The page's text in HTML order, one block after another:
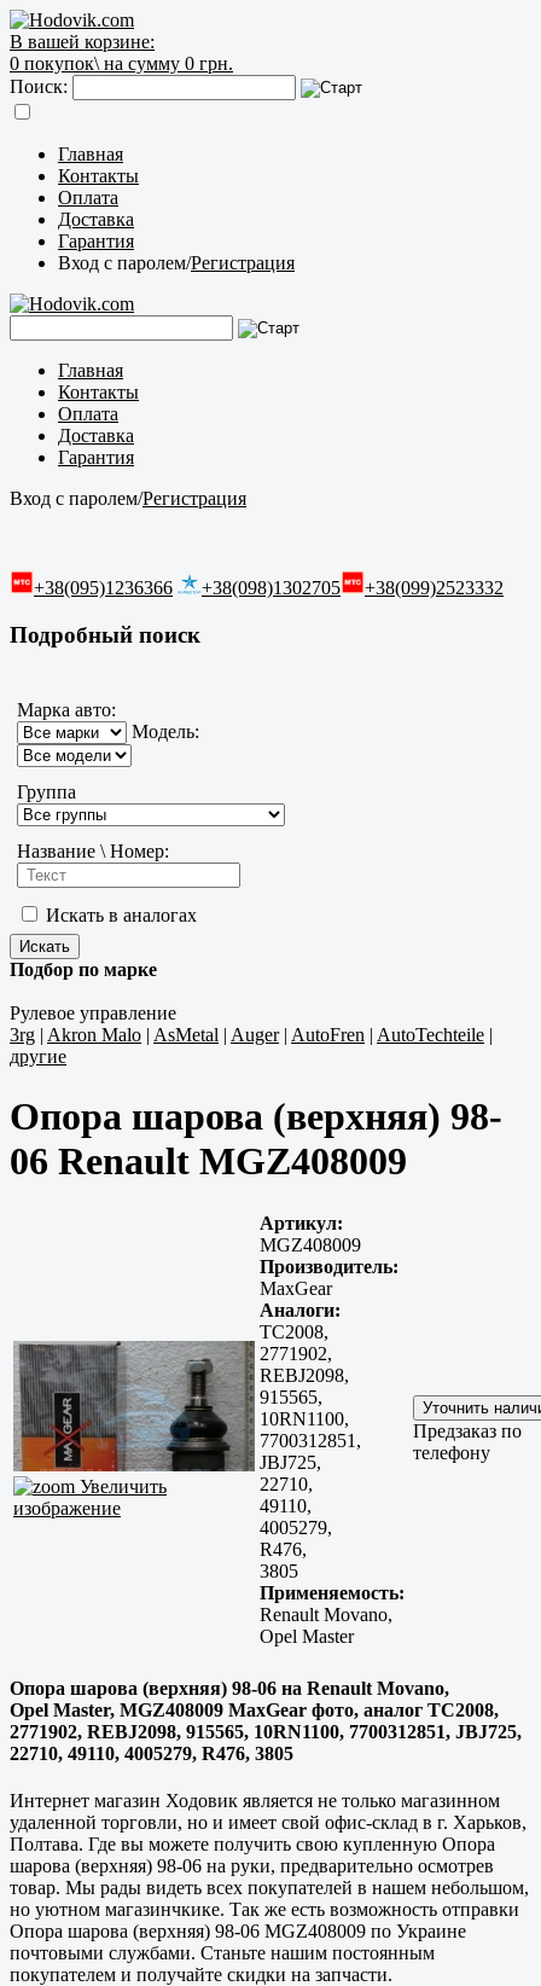
В вашей корзине:
0 покупок\ на сумму 0 грн.
Поиск:
Главная
Контакты
Оплата
Доставка
Гарантия
Вход с паролем/Регистрация
Главная
Контакты
Оплата
Доставка
Гарантия
Вход с паролем/Регистрация
+38(095)1236366 +38(098)1302705 +38(099)2523332
Подробный поиск
Марка авто:
Модель:
Группа
Название \ Номер:
Искать в аналогах
Подбор по марке
Рулевое управление
3rg | Akron Malo | AsMetal | Auger| AutoFren | AutoTechteile |
другие
Опора шарова (верхняя) 98-
06 Renault MGZ408009
Увеличить
изображение
Артикул:
MGZ408009
Производитель:
MaxGear
Аналоги:
TC2008,
2771902,
REBJ2098,
915565,
10RN1100,
7700312851,
JBJ725,
22710,
49110,
4005279,
R476,
3805
Применяемость:
Renault Movano,
Opel Master
Предзаказ по
телефону
Опора шарова (верхняя) 98-06 на Renault Movano,
Opel Master, MGZ408009 MaxGear фото, аналог TC2008,
2771902, REBJ2098, 915565, 10RN1100, 7700312851, JBJ725,
22710, 49110, 4005279, R476, 3805
Интернет магазин Ходовик является не только магазинном
удаленной торговли, но и имеет свой офис-склад в г. Харьков,
Полтава. Где вы можете получить свою купленную Опора
шарова (верхняя) 98-06 на руки, предварительно осмотрев
товар. Мы рады видеть всех покупателей в нашем небольшом,
но уютном магазинчкике. Так же есть возможность отправки
Опора шарова (верхняя) 98-06 MGZ408009 по Украине
почтовыми службами. Станьте нашим постоянным
покупателем и получайте скидки на запчасти.